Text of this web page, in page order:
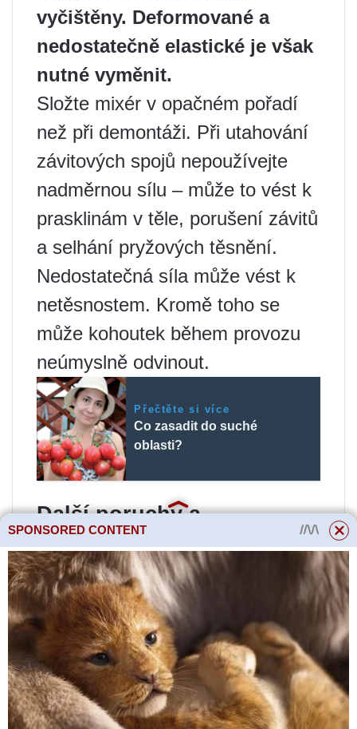
vyčištěny. Deformované a
nedostatečně elastické je však
nutné vyměnit.
Složte mixér v opačném pořadí
než při demontáži. Při utahování
závitových spojů nepoužívejte
nadměrnou sílu – může to vést k
prasklinám v těle, porušení závitů
a selhání pryžových těsnění.
Nedostatečná síla může vést k
netěsnostem. Kromě toho se
může kohoutek během provozu
neúmyslně odvinout.
Přečtěte si více
Co zasadit do suché
oblasti?
Další poruchy a
odstraňování problémů
Poruchy domácích vodovodních
baterií často zahrnují poškození
pružných spojů, netěsnost
armatur, praskliny a dokonce i
prasknutí vinylové trubky. Síly
působící na baterii často
SPONSORED CONTENT